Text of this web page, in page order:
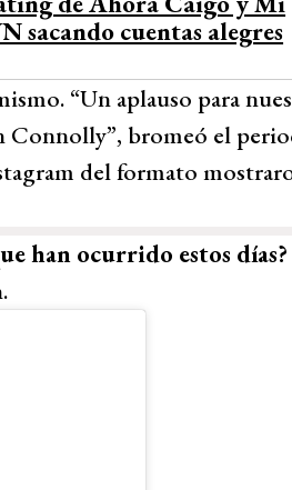
sacando cuentas alegres
“Un aplauso para
Connolly”, bromeó el
del formato
han ocurrido estos